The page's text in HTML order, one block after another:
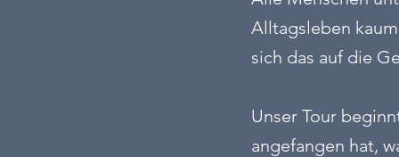
Alltagsleben
sich das auf die
Unser Tour
angefangen hat,